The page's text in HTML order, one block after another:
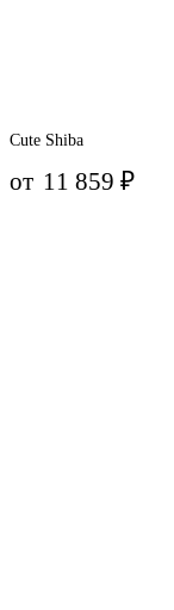
Cute Shiba
от 11 859₽